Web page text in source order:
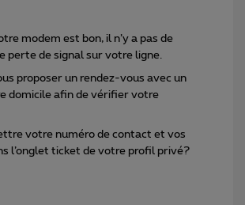
modem est bon, il n’y a pas de
perte de signal sur votre ligne.
proposer un rendez-vous avec un
domicile afin de vérifier votre
votre numéro de contact et vos
l’onglet ticket de votre profil privé?